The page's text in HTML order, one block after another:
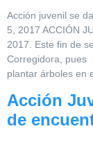
Acción juvenil se
5, 2017 ACCIÓN
2017. Este fin de
Corregidora, pues
plantar árboles en
Acción
de